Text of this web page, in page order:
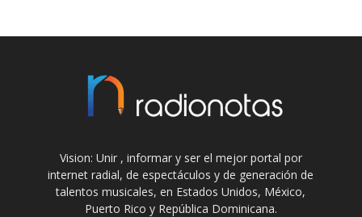
Vision: Unir , informar y ser el mejor portal por
internet radial, de espectáculos y de generación de
talentos musicales, en Estados Unidos, México,
Puerto Rico y República Dominicana.